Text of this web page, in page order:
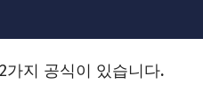
지 공식이 있습니다.